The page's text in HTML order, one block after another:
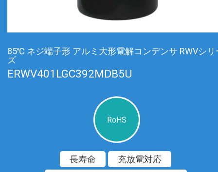
85℃ ネジ端子形 アルミ大形電解コンデンサ RWVシリ
ズ
ERWV401LGC392MDB5U
RoHS
長寿命
充放電対応